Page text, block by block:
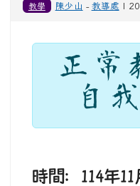
教學 陳少山 - 教導處 |
正常
自
時間：114年11